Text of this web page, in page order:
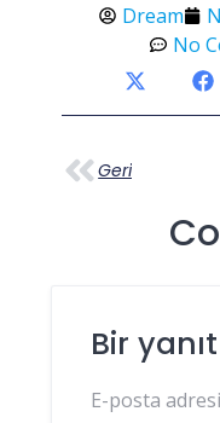
Dream
No
Geri
Bir
E-posta